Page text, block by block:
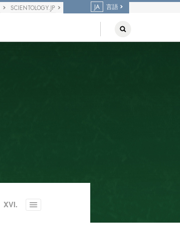
SCIENTOLOGY.JP JA 言語
XVI. Toggle